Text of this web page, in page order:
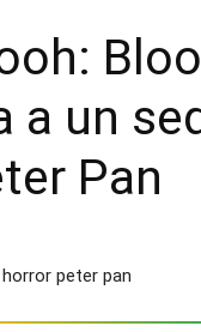
a un
Pan